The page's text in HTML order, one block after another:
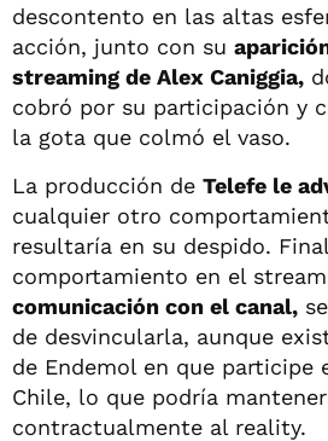
descontento en las altas
acción, junto con su
streaming de Alex Caniggia,
cobró por su participación y
la gota que colmó el vaso.
La producción de Telefe le
cualquier otro
resultaría en su despido.
comportamiento en el
comunicación con el canal,
de desvincularla, aunque
de Endemol en que participe
Chile, lo que podría
contractualmente al reality.